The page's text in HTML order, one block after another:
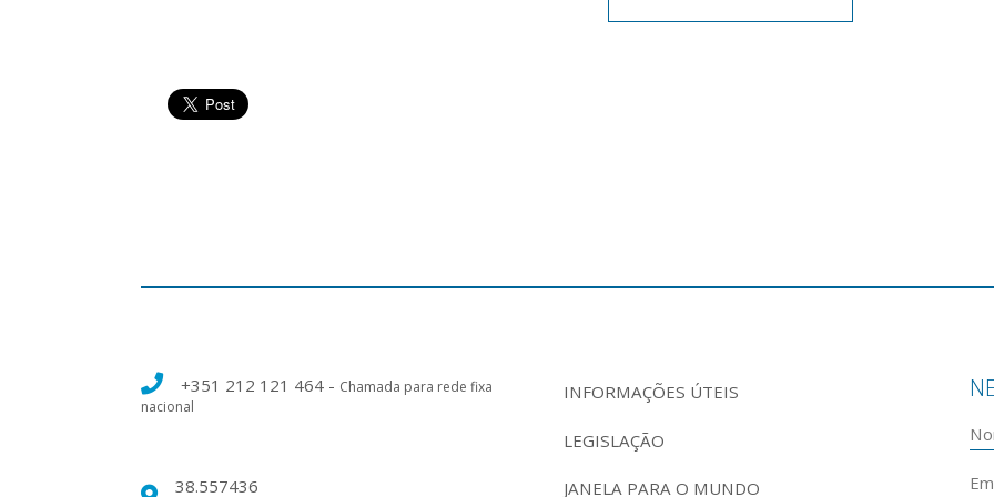
+351 212 121 464 - Chamada para rede fixa
nacional
38.557436
INFORMAÇÕES ÚTEIS
LEGISLAÇÃO
JANELA PARA O MUNDO